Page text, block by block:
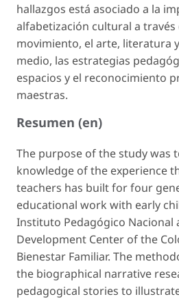
hallazgos está asociado a la
alfabetización cultural a través
movimiento, el arte, literatura
medio, las estrategias
espacios y el reconocimiento
maestras.
Resumen (en)
The purpose of the study was
knowledge of the experience
teachers has built for four
educational work with early
Instituto Pedagógico Nacional
Development Center of the
Bienestar Familiar. The
the biographical narrative
pedagogical stories to